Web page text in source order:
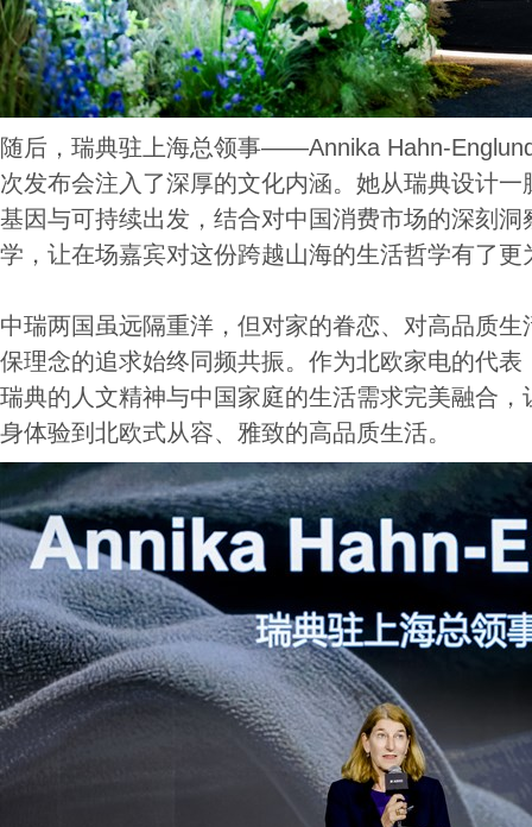
随后，瑞典驻上海总领事——Annika Hahn-
次发布会注入了深厚的文化内涵。她从瑞典设计
基因与可持续出发，结合对中国消费市场的深刻
学，让在场嘉宾对这份跨越山海的生活哲学有了
中瑞两国虽远隔重洋，但对家的眷恋、对高品质
保理念的追求始终同频共振。作为北欧家电的代
瑞典的人文精神与中国家庭的生活需求完美融合
身体验到北欧式从容、雅致的高品质生活。